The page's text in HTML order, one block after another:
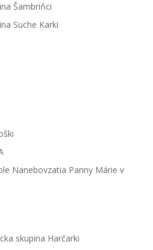
Šambriňci
Suche Karki
Nanebovzatia Panny Márie v
skupina Harčarki